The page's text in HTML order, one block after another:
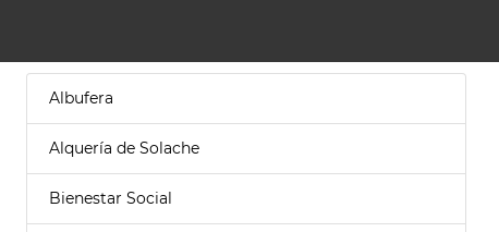
Albufera
Alquería de Solache
Bienestar Social